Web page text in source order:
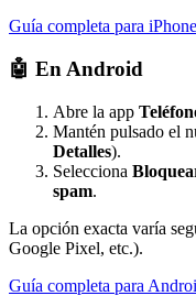
Guía completa para
🤖 En Android
Abre la app
Mantén pulsado el
Detalles).
Selecciona
spam.
La opción exacta varía
Google Pixel, etc.).
Guía completa para